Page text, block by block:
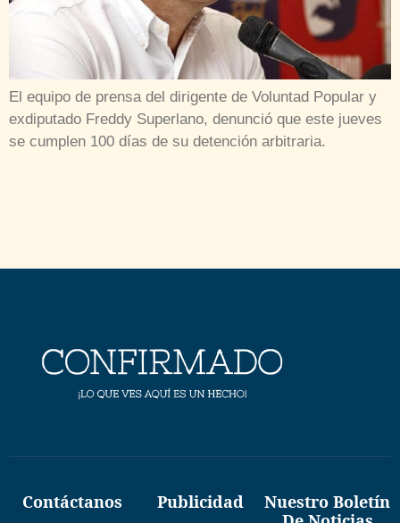
El equipo de prensa del dirigente de Voluntad Popular y
exdiputado Freddy Superlano, denunció que este jueves
se cumplen 100 días de su detención arbitraria.
Contáctanos Publicidad
Nuestro Boletín